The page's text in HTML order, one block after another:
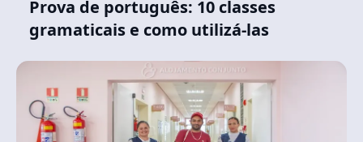
Prova de português: 10 classes
gramaticais e como utilizá-las